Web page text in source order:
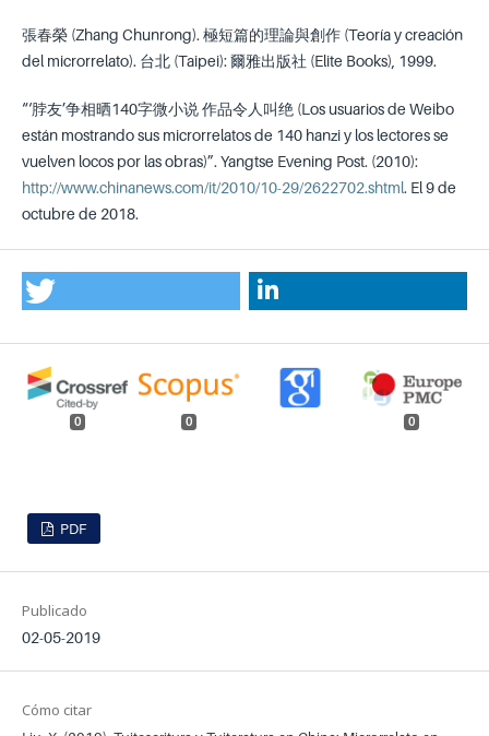
張春榮 (Zhang Chunrong). 極短篇的理論與創作 (Teoría y creación
del microrrelato). 台北 (Taipei): 爾雅出版社 (Elite Books), 1999.
“‘脖友’争相晒140字微小说 作品令人叫绝 (Los usuarios de Weibo
están mostrando sus microrrelatos de 140 hanzi y los lectores se
vuelven locos por las obras)”. Yangtse Evening Post. (2010):
http://www.chinanews.com/it/2010/10-29/2622702.shtml. El 9 de
octubre de 2018.
PDF
Publicado
02-05-2019
Cómo citar
0 0 0